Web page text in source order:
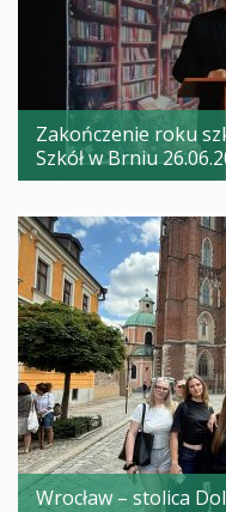
Zakończenie roku
Szkół w Brniu
Wrocław – stolica